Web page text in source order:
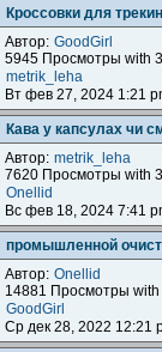
Кроссовки для
Автор: GoodGirl
5945 Просмотры with
metrik_leha
Вт фев 27, 2024 1:21
Кава у капсулах чи
Автор: metrik_leha
7620 Просмотры with
Onellid
Вс фев 18, 2024 7:41
промышленной
Автор: Onellid
14881 Просмотры
GoodGirl
Ср дек 28, 2022 12:21